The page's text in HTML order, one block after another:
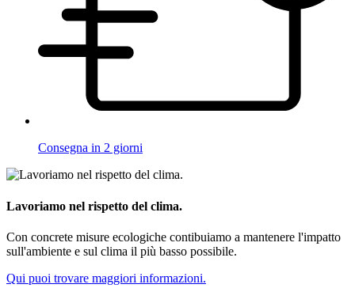
Consegna in 2 giorni
Lavoriamo nel rispetto del clima.
Con concrete misure ecologiche contibuiamo a mantenere l'impatto
sull'ambiente e sul clima il più basso possibile.
Qui puoi trovare maggiori informazioni.